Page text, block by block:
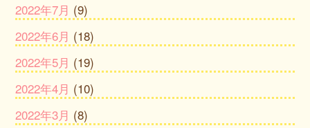
2022年7月 (9)
2022年6月 (18)
2022年5月 (19)
2022年4月 (10)
2022年3月 (8)